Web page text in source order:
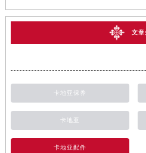
文章
卡地亚保养
卡地亚
卡地亚配件